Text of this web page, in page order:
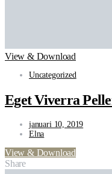
View & Download
Uncategorized
Eget Viverra
januari 10, 2019
Elna
View & Download
Share